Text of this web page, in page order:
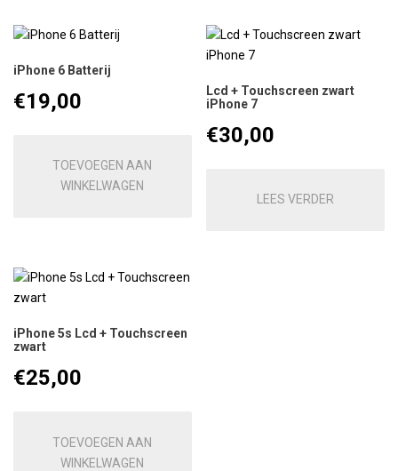
iPhone 6 Batterij
€19,00
TOEVOEGEN AAN
WINKELWAGEN
Lcd + Touchscreen zwart
iPhone 7
€30,00
LEES VERDER
iPhone 5s Lcd + Touchscreen
zwart
€25,00
TOEVOEGEN AAN
WINKELWAGEN